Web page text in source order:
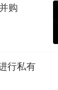
购
行私有